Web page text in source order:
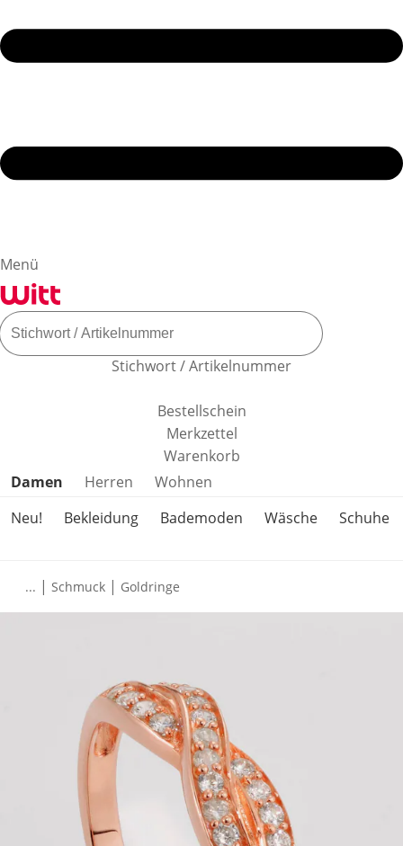
Menü
Stichwort / Artikelnummer
Bestellschein
Merkzettel
Warenkorb
Produktkategorien überspringen
Damen Herren
Wohnen
Neu!
Bekleidung Bademoden Wäsche Schuhe
... | Schmuck | Goldringe